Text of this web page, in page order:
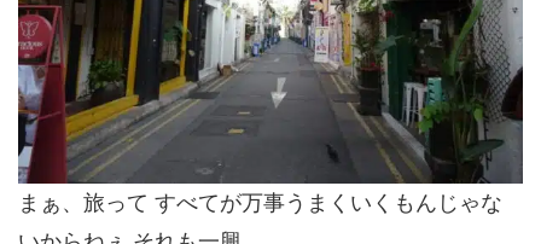
まぁ、旅って すべてが万事うまくいくもんじゃな